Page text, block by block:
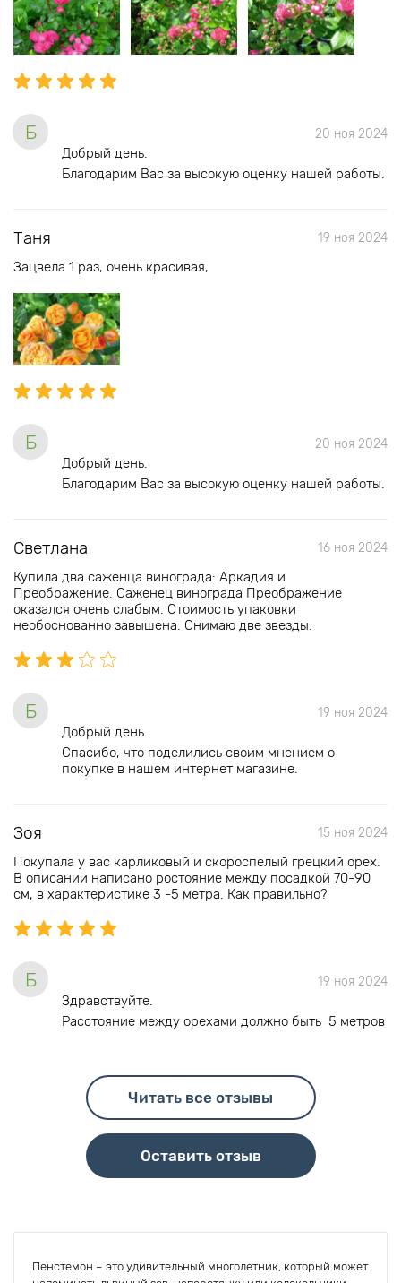
Б 20 ноя 2024
Добрый день.
Благодарим Вас за высокую оценку нашей работы.
Таня 19 ноя 2024
Зацвела 1 раз, очень красивая,
Б 20 ноя 2024
Добрый день.
Благодарим Вас за высокую оценку нашей работы.
Светлана 16 ноя 2024
Купила два саженца винограда: Аркадия и
Преображение. Саженец винограда Преображение
оказался очень слабым. Стоимость упаковки
необоснованно завышена. Снимаю две звезды.
Б 19 ноя 2024
Добрый день.
Спасибо, что поделились своим мнением о
покупке в нашем интернет магазине.
Зоя 15 ноя 2024
Покупала у вас карликовый и скороспелый грецкий орех.
В описании написано ростояние между посадкой 70-90
см, в характеристике 3 -5 метра. Как правильно?
Б 19 ноя 2024
Здравствуйте.
Расстояние между орехами должно быть 5 метров
Читать все отзывы
Оставить отзыв
Пенстемон – это удивительный многолетник, который может